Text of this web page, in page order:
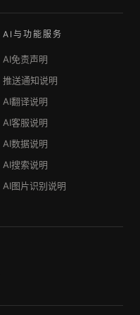
AI与功能服务
AI免责声明
推送通知说明
AI翻译说明
AI客服说明
AI数据说明
AI搜索说明
AI图片识别说明